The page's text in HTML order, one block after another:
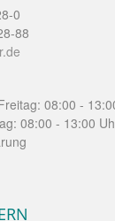
0
88
08:00 -
08:00 - 13:00